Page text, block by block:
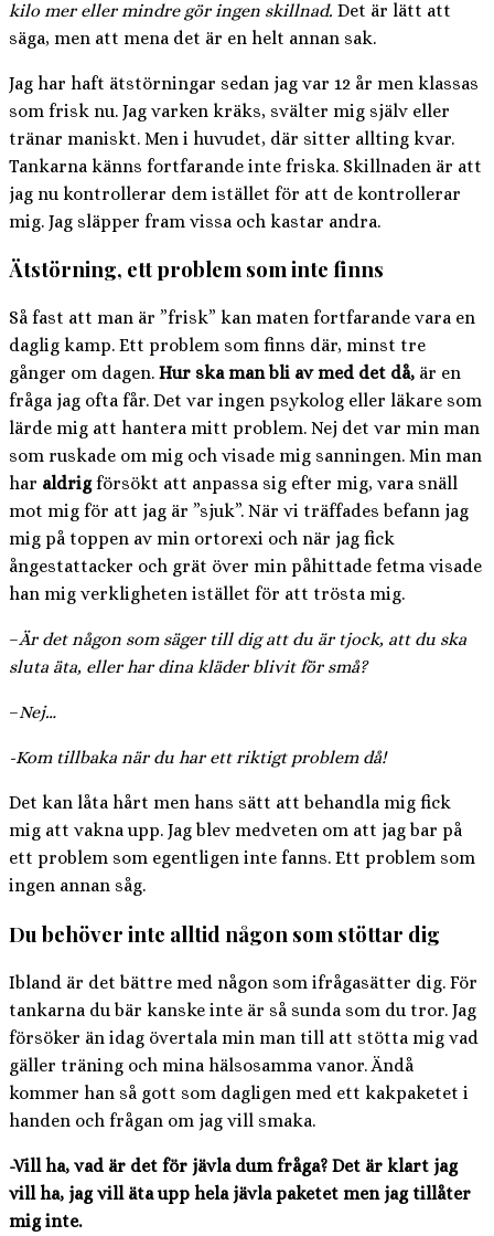
kilo mer eller mindre gör ingen skillnad. Det är lätt att
säga, men att mena det är en helt annan sak.
Jag har haft ätstörningar sedan jag var 12 år men klassas
som frisk nu. Jag varken kräks, svälter mig själv eller
tränar maniskt. Men i huvudet, där sitter allting kvar.
Tankarna känns fortfarande inte friska. Skillnaden är att
jag nu kontrollerar dem istället för att de kontrollerar
mig. Jag släpper fram vissa och kastar andra.
Ätstörning, ett problem som inte finns
Så fast att man är ”frisk” kan maten fortfarande vara en
daglig kamp. Ett problem som finns där, minst tre
gånger om dagen. Hur ska man bli av med det då, är en
fråga jag ofta får. Det var ingen psykolog eller läkare som
lärde mig att hantera mitt problem. Nej det var min man
som ruskade om mig och visade mig sanningen. Min man
har aldrigförsökt att anpassa sig efter mig, vara snäll
mot mig för att jag är ”sjuk”. När vi träffades befann jag
mig på toppen av min ortorexi och när jag fick
ångestattacker och grät över min påhittade fetma visade
han mig verkligheten istället för att trösta mig.
–Är det någon som säger till dig att du är tjock, att du ska
sluta äta, eller har dina kläder blivit för små?
–Nej…
-Kom tillbaka när du har ett riktigt problem då!
Det kan låta hårt men hans sätt att behandla mig fick
mig att vakna upp. Jag blev medveten om att jag bar på
ett problem som egentligen inte fanns. Ett problem som
ingen annan såg.
Du behöver inte alltid någon som stöttar dig
Ibland är det bättre med någon som ifrågasätter dig. För
tankarna du bär kanske inte är så sunda som du tror. Jag
försöker än idag övertala min man till att stötta mig vad
gäller träning och mina hälsosamma vanor. Ändå
kommer han så gott som dagligen med ett kakpaketet i
handen och frågan om jag vill smaka.
-Vill ha, vad är det för jävla dum fråga? Det är klart jag
vill ha, jag vill äta upp hela jävla paketet men jag tillåter
mig inte.